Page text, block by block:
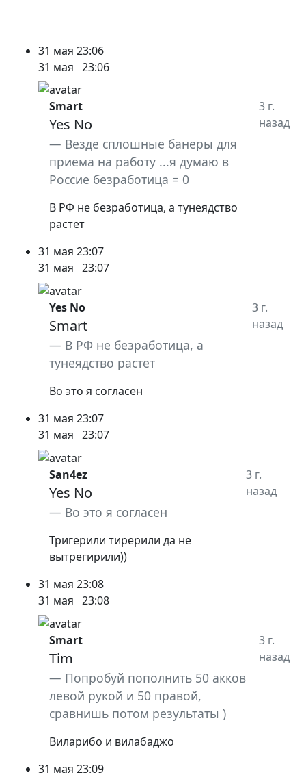
31 мая 23:06
31 мая 23:06
Smart
Yes No
Везде сплошные банеры для
приема на работу ...я думаю в
Россие безработица = 0
В РФ не безработица, а тунеядство
растет
3 г.
назад
31 мая 23:07
31 мая 23:07
Yes No
Smart
В РФ не безработица, а
тунеядство растет
Во это я согласен
3 г.
назад
31 мая 23:07
31 мая 23:07
San4ez
Yes No
Во это я согласен
Тригерили тирерили да не
вытрегирили))
3 г.
назад
31 мая 23:08
31 мая 23:08
Smart
Tim
Попробуй пополнить 50 акков
левой рукой и 50 правой,
сравнишь потом результаты )
Виларибо и вилабаджо
3 г.
назад
31 мая 23:09